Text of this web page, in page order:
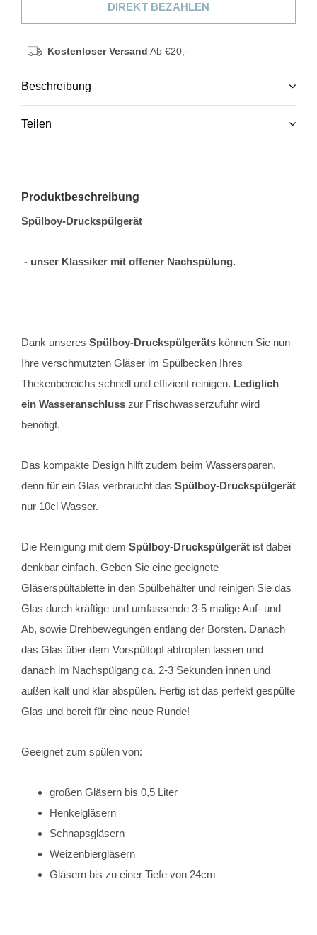
DIREKT BEZAHLEN
Kostenloser Versand Ab €20,-
Beschreibung
Teilen
Produktbeschreibung
Spülboy-Druckspülgerät
- unser Klassiker mit offener Nachspülung.
Dank unseres Spülboy-Druckspülgeräts können Sie nun
Ihre verschmutzten Gläser im Spülbecken Ihres
Thekenbereichs schnell und effizient reinigen. Lediglich
ein Wasseranschluss zur Frischwasserzufuhr wird
benötigt.
Das kompakte Design hilft zudem beim Wassersparen,
denn für ein Glas verbraucht das Spülboy-Druckspülgerät
nur 10cl Wasser.
Die Reinigung mit dem Spülboy-Druckspülgerät ist dabei
denkbar einfach. Geben Sie eine geeignete
Gläserspültablette in den Spülbehälter und reinigen Sie das
Glas durch kräftige und umfassende 3-5 malige Auf- und
Ab, sowie Drehbewegungen entlang der Borsten. Danach
das Glas über dem Vorspültopf abtropfen lassen und
danach im Nachspülgang ca. 2-3 Sekunden innen und
außen kalt und klar abspülen. Fertig ist das perfekt gespülte
Glas und bereit für eine neue Runde!
Geeignet zum spülen von:
großen Gläsern bis 0,5 Liter
Henkelgläsern
Schnapsgläsern
Weizenbiergläsern
Gläsern bis zu einer Tiefe von 24cm